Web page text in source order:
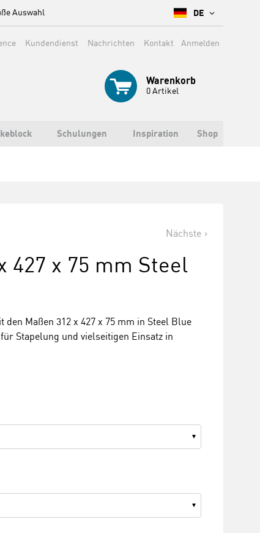
Auswahl DE
Anmelden
Kundendienst Nachrichten Kontakt
Warenkorb
0Artikel
Schulungen Inspiration Shop
Nächste
427 x 75 mm Steel
Maßen 312 x 427 x 75 mm in Steel Blue
Stapelung und vielseitigen Einsatz in